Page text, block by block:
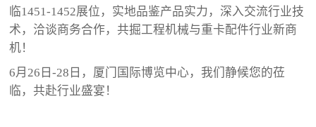
临1451-1452展位，实地品鉴产品实力，深入交流行业技
术，洽谈商务合作，共掘工程机械与重卡配件行业新商
机！
6月26日-28日，厦门国际博览中心，我们静候您的莅
临，共赴行业盛宴！